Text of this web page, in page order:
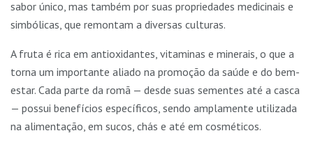
sabor único, mas também por suas propriedades medicinais e
simbólicas, que remontam a diversas culturas.
A fruta é rica em antioxidantes, vitaminas e minerais, o que a
torna um importante aliado na promoção da saúde e do bem-
estar. Cada parte da romã — desde suas sementes até a casca
— possui benefícios específicos, sendo amplamente utilizada
na alimentação, em sucos, chás e até em cosméticos.